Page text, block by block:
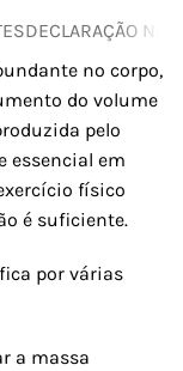
DECLARAÇÃO
no corpo,
do volume
pelo
essencial em
físico
é suficiente.
por várias
a massa